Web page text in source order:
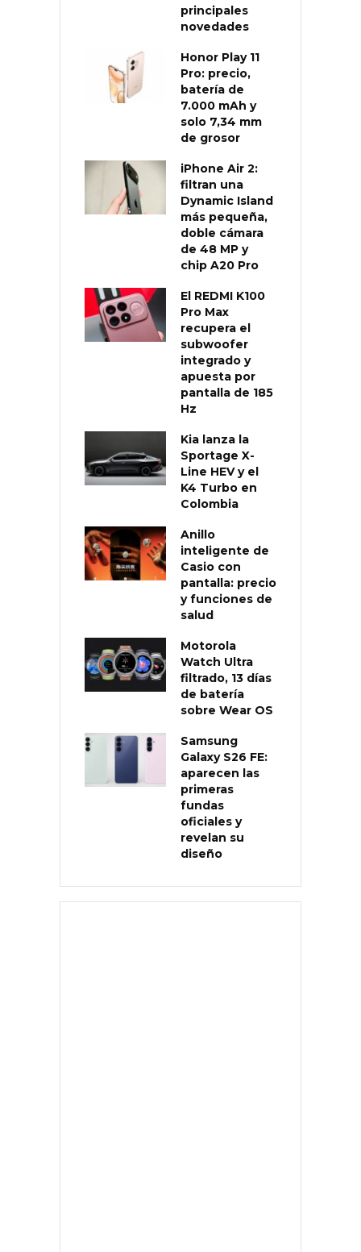
principales
novedades
Honor Play 11
Pro: precio,
batería de
7.000 mAh y
solo 7,34 mm
de grosor
iPhone Air 2:
filtran una
Dynamic Island
más pequeña,
doble cámara
de 48 MP y
chip A20 Pro
El REDMI K100
Pro Max
recupera el
subwoofer
integrado y
apuesta por
pantalla de 185
Hz
Kia lanza la
Sportage X-
Line HEV y el
K4 Turbo en
Colombia
Anillo
inteligente de
Casio con
pantalla: precio
y funciones de
salud
Motorola
Watch Ultra
filtrado, 13 días
de batería
sobre Wear OS
Samsung
Galaxy S26 FE:
aparecen las
primeras
fundas
oficiales y
revelan su
diseño